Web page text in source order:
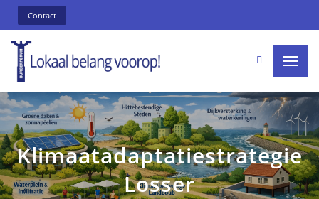
Contact
Klimaatadaptatiestrategie
Losser